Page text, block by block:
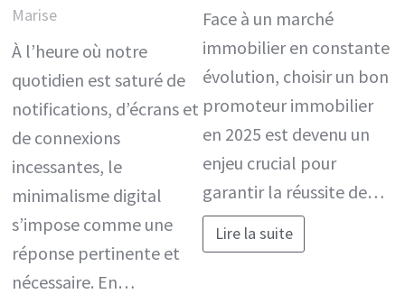
Marise
À l’heure où notre
quotidien est saturé de
notifications, d’écrans et
de connexions
incessantes, le
minimalisme digital
s’impose comme une
réponse pertinente et
nécessaire. En…
Face à un marché
immobilier en constante
évolution, choisir un bon
promoteur immobilier
en 2025 est devenu un
enjeu crucial pour
garantir la réussite de…
Lire la suite